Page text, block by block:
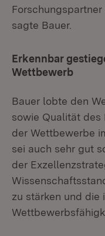
Forschungspartner
sagte Bauer.
Erkennbar
Wettbewerb
Bauer lobte den
sowie Qualität des
der Wettbewerbe
sei auch sehr gut
der
zu stärken und die